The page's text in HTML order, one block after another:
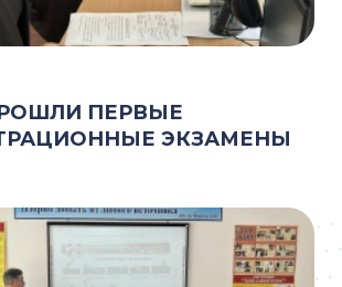
ПЕРВЫЕ
ЭКЗАМЕНЫ